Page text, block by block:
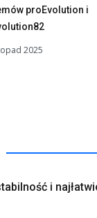
proEvolution i
2025
i